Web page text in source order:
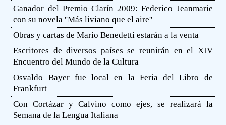
Ganador del Premio Clarín 2009: Federico Jeanmarie
con su novela ''Más liviano que el aire''
Obras y cartas de Mario Benedetti estarán a la venta
Escritores de diversos países se reunirán en el XIV
Encuentro del Mundo de la Cultura
Osvaldo Bayer fue local en la Feria del Libro de
Frankfurt
Con Cortázar y Calvino como ejes, se realizará la
Semana de la Lengua Italiana